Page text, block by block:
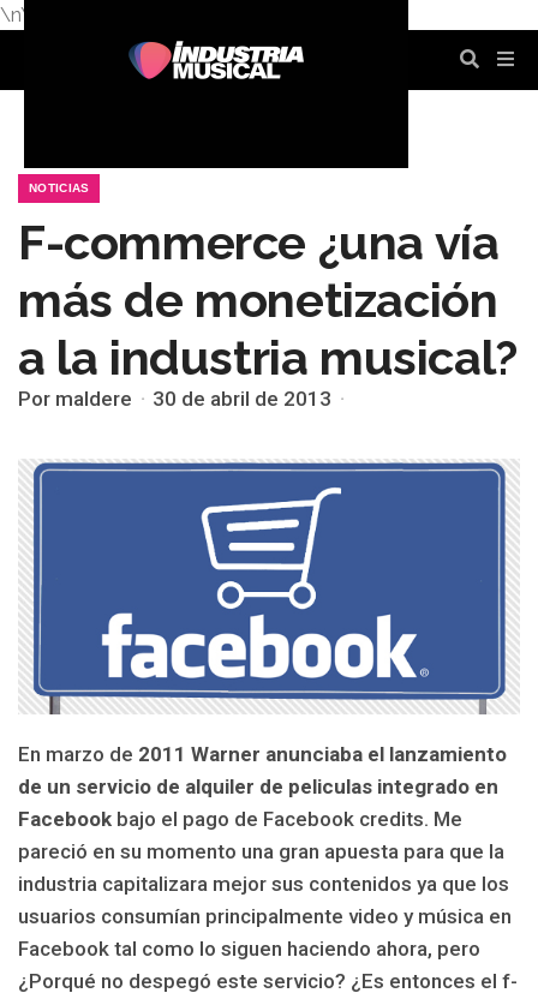
\n\n
NOTICIAS
F-commerce ¿una vía
más de monetización
a la industria musical?
Por maldere 30 de abril de 2013
En marzo de 2011 Warner anunciaba el lanzamiento
de un servicio de alquiler de peliculas integrado en
Facebook bajo el pago de Facebook credits. Me
pareció en su momento una gran apuesta para que la
industria capitalizara mejor sus contenidos ya que los
usuarios consumían principalmente video y música en
Facebook tal como lo siguen haciendo ahora, pero
¿Porqué no despegó este servicio? ¿Es entonces el f-